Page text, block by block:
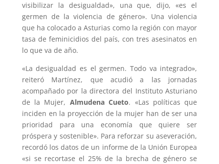
visibilizar la desigualdad», una que, dijo, «es el
germen de la violencia de género». Una violencia
que ha colocado a Asturias como la región con mayor
tasa de feminicidios del país, con tres asesinatos en
lo que va de año.
«La desigualdad es el germen. Todo va integrado»,
reiteró Martínez, que acudió a las jornadas
acompañado por la directora del Instituto Asturiano
de la Mujer, Almudena Cueto. «Las políticas que
inciden en la proyección de la mujer han de ser una
prioridad para una economía que quiere ser
próspera y sostenible». Para reforzar su aseveración,
recordó los datos de un informe de la Unión Europea
«si se recortase el 25% de la brecha de género se